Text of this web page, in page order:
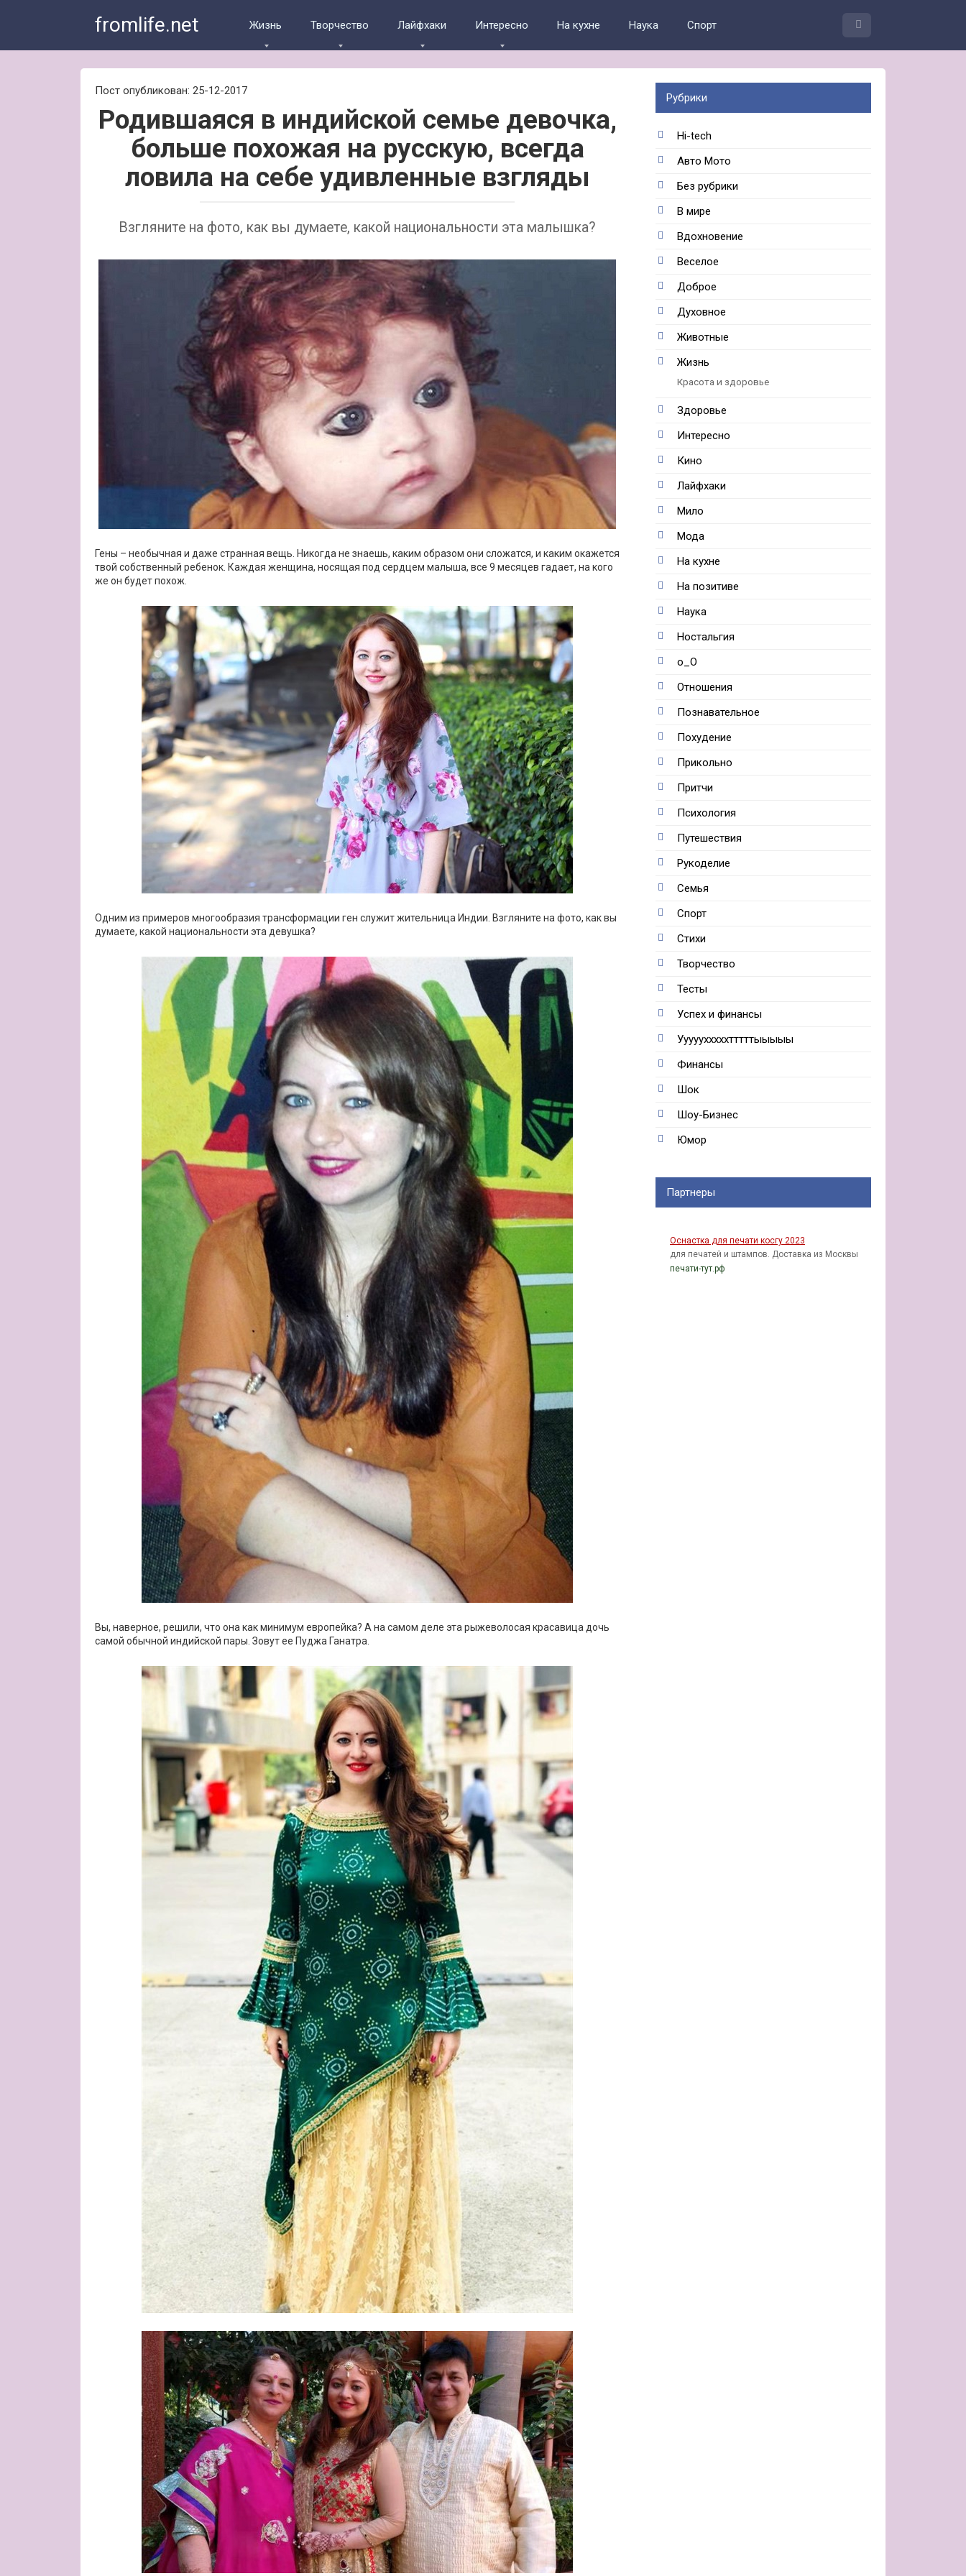
fromlife.net Жизнь Творчество Лайфхаки Интересно На кухне Наука Спорт
Пост опубликован: 25-12-2017
Родившаяся в индийской семье девочка,
больше похожая на русскую, всегда
ловила на себе удивленные взгляды
Взгляните на фото, как вы думаете, какой национальности эта малышка?
Гены – необычная и даже странная вещь. Никогда не знаешь, каким образом они сложатся, и каким окажется
твой собственный ребенок. Каждая женщина, носящая под сердцем малыша, все 9 месяцев гадает, на кого
же он будет похож.
Одним из примеров многообразия трансформации ген служит жительница Индии. Взгляните на фото, как вы
думаете, какой национальности эта девушка?
Вы, наверное, решили, что она как минимум европейка? А на самом деле эта рыжеволосая красавица дочь
самой обычной индийской пары. Зовут ее Пуджа Ганатра.
Рубрики
Hi-tech
Авто Мото
Без рубрики
В мире
Вдохновение
Веселое
Доброе
Духовное
Животные
Жизнь
Красота и здоровье
Здоровье
Интересно
Кино
Лайфхаки
Мило
Мода
На кухне
На позитиве
Наука
Ностальгия
о_О
Отношения
Познавательное
Похудение
Прикольно
Притчи
Психология
Путешествия
Рукоделие
Семья
Спорт
Стихи
Творчество
Тесты
Успех и финансы
Ууууухххххтттттыыыыы
Финансы
Шок
Шоу-Бизнес
Юмор
Партнеры
Оснастка для печати косгу 2023
для печатей и штампов. Доставка из Москвы
печати-тут.рф